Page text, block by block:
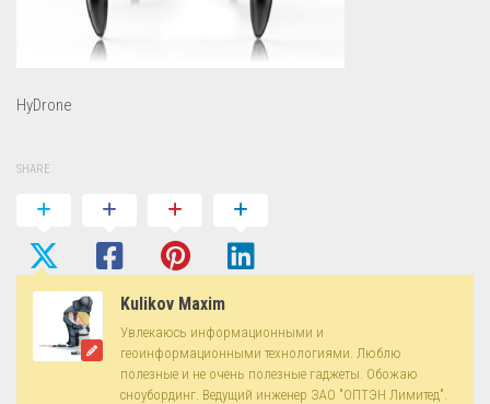
HyDrone
SHARE
Kulikov Maxim
Увлекаюсь информационными и
геоинформационными технологиями. Люблю
полезные и не очень полезные гаджеты. Обожаю
сноубординг. Ведущий инженер ЗАО "ОПТЭН Лимитед".